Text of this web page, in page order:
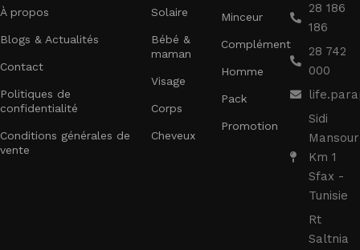
À propos
Blogs & Actualités
Contact
Politiques de
confidentialité
Conditions générales de
vente
Solaire
Bébé &
maman
Visage
Corps
Cheveux
Minceur
Complément
Homme
Pack
Promotion
28 186
186
28 742
000
Sidi
Mansour
Km 1
Sfax -
Tunisie
Rt
Saltnia